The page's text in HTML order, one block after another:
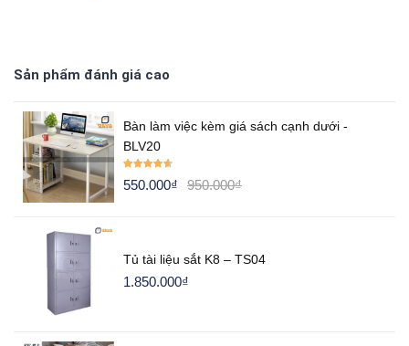
Sản phẩm đánh giá cao
Bàn làm việc kèm giá sách cạnh dưới -
BLV20
Rated 4.50
950.000₫
550.000₫
Tủ tài liệu sắt K8 – TS04
1.850.000₫